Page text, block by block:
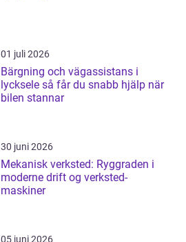
01 juli 2026
Bärgning och vägassistans i
lycksele så får du snabb hjälp när
bilen stannar
30 juni 2026
Mekanisk verksted: Ryggraden i
moderne drift og verksted-
maskiner
05 juni 2026